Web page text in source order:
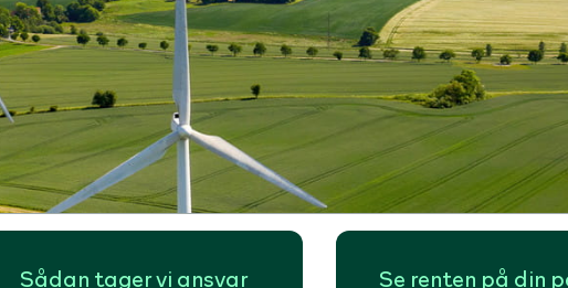
Sådan tager vi ansvar Se renten på din